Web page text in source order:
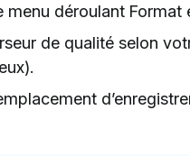
menu déroulant Format
de qualité selon